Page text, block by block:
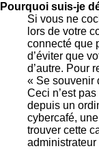
Pourquoi suis-je
Si vous ne
lors de votre
connecté que
d’éviter que
d’autre. Pour
« Se souvenir
Ceci n’est
depuis un
cybercafé,
trouver cette